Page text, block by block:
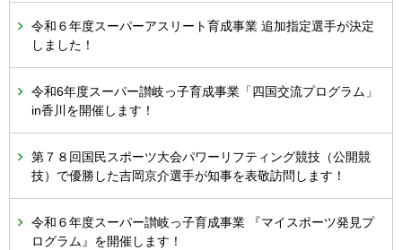
令和６年度スーパーアスリート育成事業 追加指定選手が決定
しました！
令和6年度スーパー讃岐っ子育成事業「四国交流プログラム」
in香川を開催します！
第７８回国民スポーツ大会パワーリフティング競技（公開競
技）で優勝した吉岡京介選手が知事を表敬訪問します！
令和６年度スーパー讃岐っ子育成事業 『マイスポーツ発見プ
ログラム』を開催します！